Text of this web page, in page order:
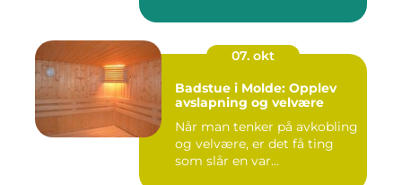
07. okt
Badstue i Molde: Opplev
avslapning og velvære
Når man tenker på avkobling
og velvære, er det få ting
som slår en var...